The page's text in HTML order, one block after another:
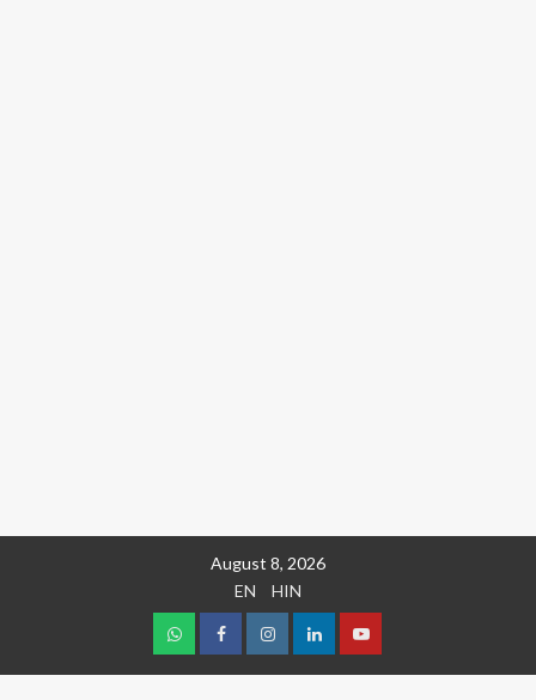
August 8, 2026
EN
HIN